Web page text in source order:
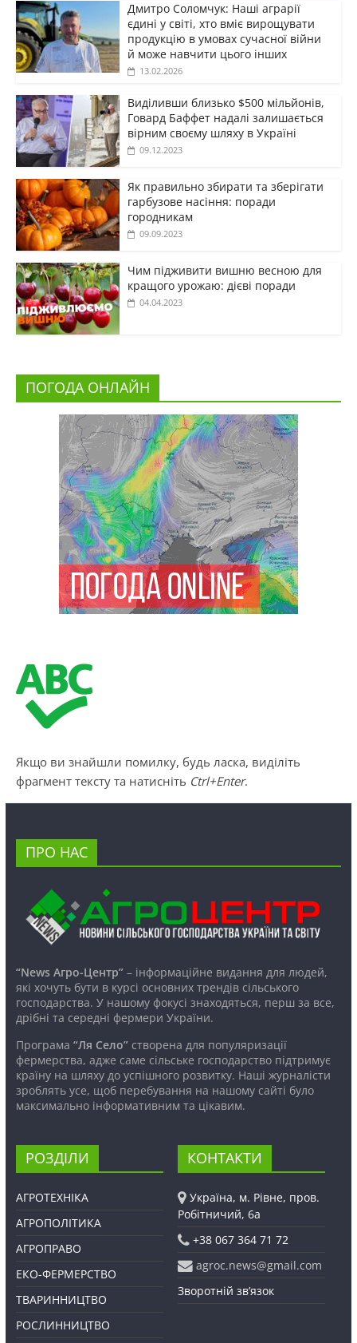
Дмитро Соломчук: Наші аграрії
єдині у світі, хто вміє вирощувати
продукцію в умовах сучасної війни
й може навчити цього інших
13.02.2026
Виділивши близько $500 мільйонів,
Говард Баффет надалі залишається
вірним своєму шляху в Україні
09.12.2023
Як правильно збирати та зберігати
гарбузове насіння: поради
городникам
09.09.2023
Чим підживити вишню весною для
кращого урожаю: дієві поради
04.04.2023
ПОГОДА ОНЛАЙН
Якщо ви знайшли помилку, будь ласка, виділіть
фрагмент тексту та натисніть Ctrl+Enter.
ПРО НАС
“News Агро-Центр”– інформаційне видання для людей,
які хочуть бути в курсі основних трендів сільського
господарства. У нашому фокусі знаходяться, перш за все,
дрібні та середні фермери України.
Програма “Ля Село”створена для популяризації
фермерства, адже саме сільське господарство підтримує
країну на шляху до успішного розвитку. Наші журналісти
зроблять усе, щоб перебування на нашому сайті було
максимально інформативним та цікавим.
РОЗДІЛИ
АГРОТЕХНІКА
АГРОПОЛІТИКА
АГРОПРАВО
ЕКО-ФЕРМЕРСТВО
ТВАРИННИЦТВО
РОСЛИННИЦТВО
КОНТАКТИ
Україна, м. Рівне, пров.
Робітничий, 6а
+38 067 364 71 72
agroc.news@gmail.com
Зворотній зв’язок